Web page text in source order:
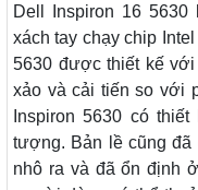
Dell Inspiron 16 5630
xách tay chạy chip
5630 được thiết kế với
xảo và cải tiến so với
Inspiron 5630 có
tượng. Bản lề cũng đã
nhô ra và đã ổn định